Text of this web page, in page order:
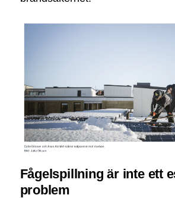
Fågelspillning är inte ett
problem